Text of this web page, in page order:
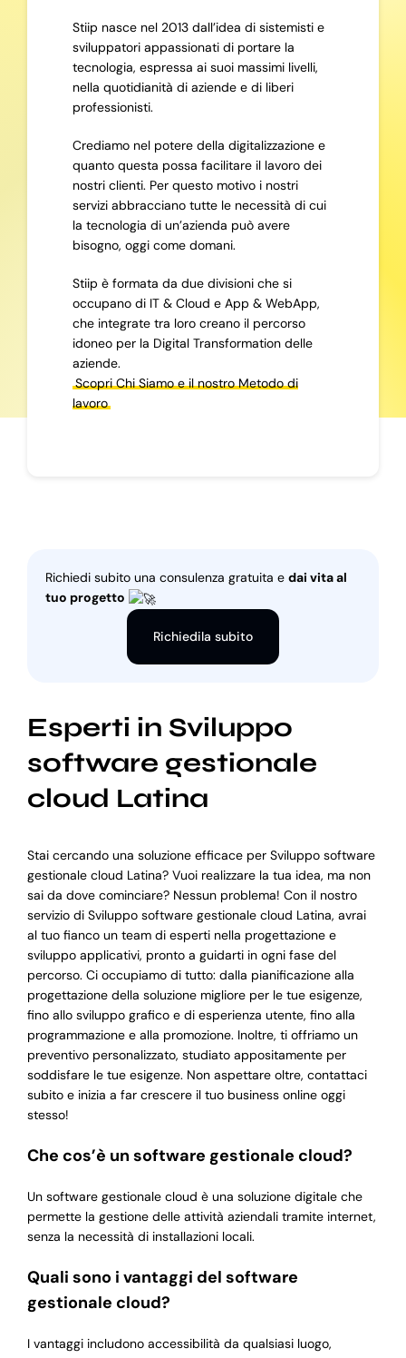
Stiip nasce nel 2013 dall’idea di sistemisti e
sviluppatori appassionati di portare la
tecnologia, espressa ai suoi massimi livelli,
nella quotidianità di aziende e di liberi
professionisti.
Crediamo nel potere della digitalizzazione e
quanto questa possa facilitare il lavoro dei
nostri clienti. Per questo motivo i nostri
servizi abbracciano tutte le necessità di cui
la tecnologia di un’azienda può avere
bisogno, oggi come domani.
Stiip è formata da due divisioni che si
occupano di IT & Cloud e App & WebApp,
che integrate tra loro creano il percorso
idoneo per la Digital Transformation delle
aziende.
Scopri Chi Siamo e il nostro Metodo di
lavoro
Richiedi subito una consulenza gratuita e dai vita al
tuo progetto
Richiedila subito
Esperti in Sviluppo
software gestionale
cloud Latina
Stai cercando una soluzione efficace per Sviluppo software
gestionale cloud Latina? Vuoi realizzare la tua idea, ma non
sai da dove cominciare? Nessun problema! Con il nostro
servizio di Sviluppo software gestionale cloud Latina, avrai
al tuo fianco un team di esperti nella progettazione e
sviluppo applicativi, pronto a guidarti in ogni fase del
percorso. Ci occupiamo di tutto: dalla pianificazione alla
progettazione della soluzione migliore per le tue esigenze,
fino allo sviluppo grafico e di esperienza utente, fino alla
programmazione e alla promozione. Inoltre, ti offriamo un
preventivo personalizzato, studiato appositamente per
soddisfare le tue esigenze. Non aspettare oltre, contattaci
subito e inizia a far crescere il tuo business online oggi
stesso!
Che cos’è un software gestionale cloud?
Un software gestionale cloud è una soluzione digitale che
permette la gestione delle attività aziendali tramite internet,
senza la necessità di installazioni locali.
Quali sono i vantaggi del software
gestionale cloud?
I vantaggi includono accessibilità da qualsiasi luogo,